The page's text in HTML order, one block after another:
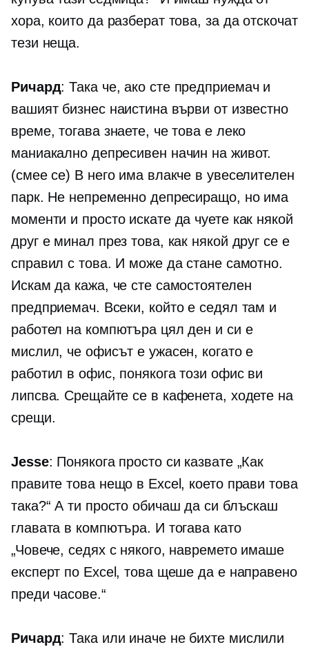
хора, които да разберат това, за да отскочат
тези неща.
Ричард: Така че, ако сте предприемач и
вашият бизнес наистина върви от известно
време, тогава знаете, че това е леко
маниакално депресивен начин на живот.
(смее се) В него има влакче в увеселителен
парк. Не непременно депресиращо, но има
моменти и просто искате да чуете как някой
друг е минал през това, как някой друг се е
справил с това. И може да стане самотно.
Искам да кажа, че сте самостоятелен
предприемач. Всеки, който е седял там и
работел на компютъра цял ден и си е
мислил, че офисът е ужасен, когато е
работил в офис, понякога този офис ви
липсва. Срещайте се в кафенета, ходете на
срещи.
Jesse: Понякога просто си казвате „Как
правите това нещо в Excel, което прави това
така?“ А ти просто обичаш да си блъскаш
главата в компютъра. И тогава като
„Човече, седях с някого, навремето имаше
експерт по Excel, това щеше да е направено
преди часове.“
Ричард: Така или иначе не бихте мислили